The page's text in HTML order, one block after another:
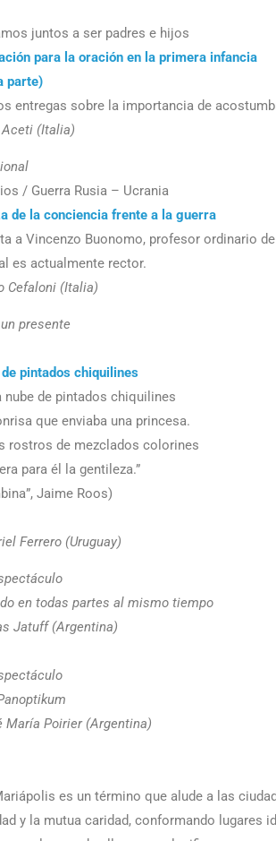
juntos a ser padres e hijos
para la oración en la primera infancia
parte)
entregas sobre la importancia de
Aceti (Italia)
/ Guerra Rusia – Ucrania
de la conciencia frente a la guerra
a Vincenzo Buonomo, profesor ordinario
es actualmente rector.
Cefaloni (Italia)
presente
de pintados chiquilines
nube de pintados chiquilines
que enviaba una princesa.
rostros de mezclados colorines
para él la gentileza.”
Jaime Roos)
Ferrero (Uruguay)
en todas partes al mismo tiempo
Jatuff (Argentina)
María Poirier (Argentina)
es un término que alude a las
y la mutua caridad, conformando lugares